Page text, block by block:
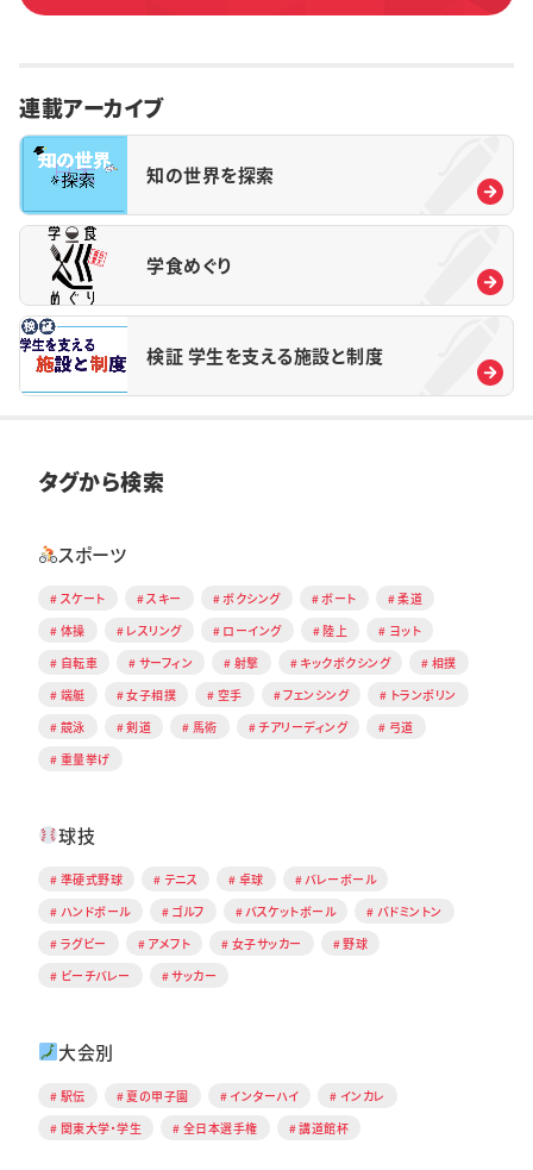
連載アーカイブ
知の世界を探索
学食めぐり
検証 学生を支える施設と制度
タグから検索
スポーツ
スケート スキー ボクシング ボート
柔道
体操
レスリング ローイング 陸上
ヨット
自転車
サーフィン 射撃 キックボクシング
相撲
端艇
女子相撲 空手 フェンシング
トランポリン
競泳
剣道 馬術 チアリーディング
弓道
重量挙げ
球技
準硬式野球 テニス 卓球
バレーボール
ハンドボール
ゴルフ バスケットボール
バドミントン
ラグビー
アメフト 女子サッカー
野球
ビーチバレー
サッカー
大会別
駅伝 夏の甲子園 インターハイ
インカレ
関東大学・学生
全日本選手権 講道館杯